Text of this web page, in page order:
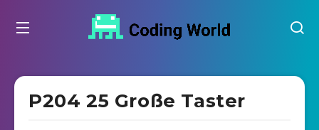
P204 25 Große Taster